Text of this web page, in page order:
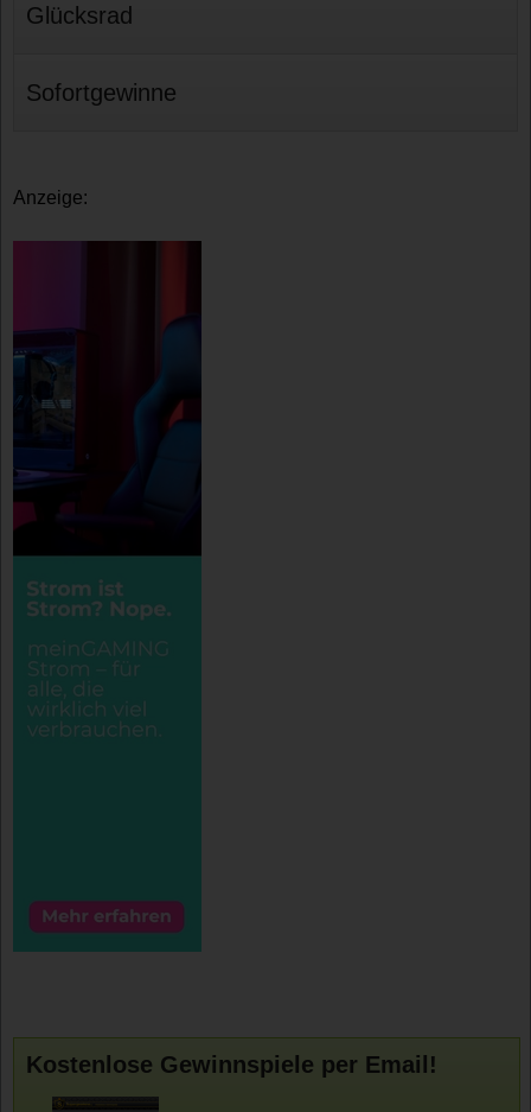
Glücksrad
Sofortgewinne
Anzeige:
Kostenlose Gewinnspiele per Email!